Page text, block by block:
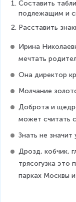
Составить
подлежащим и
Расставить
Ирина
мечтать
Она директор
Молчание
Доброта и
может считать
Знать не значит
Дрозд, кобчик,
трясогузка это
парках Москвы